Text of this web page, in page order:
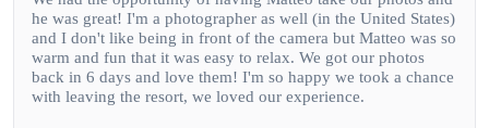
he was great! I'm a photographer as well (in the United States)
and I don't like being in front of the camera but Matteo was so
warm and fun that it was easy to relax. We got our photos
back in 6 days and love them! I'm so happy we took a chance
with leaving the resort, we loved our experience.